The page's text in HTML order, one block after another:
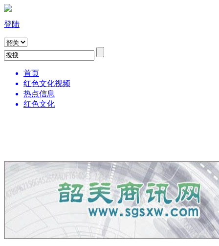
登陆
首页
红色文化视频
热点信息
红色文化